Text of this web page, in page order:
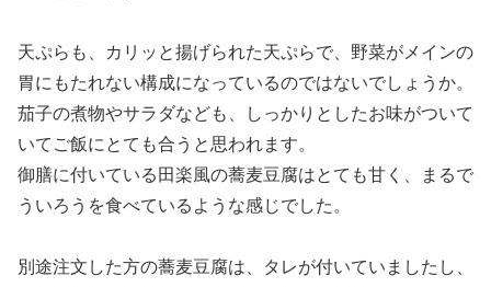
天ぷらも、カリッと揚げられた天ぷらで、野菜がメインの
胃にもたれない構成になっているのではないでしょうか。
茄子の煮物やサラダなども、しっかりとしたお味がついて
いてご飯にとても合うと思われます。
御膳に付いている田楽風の蕎麦豆腐はとても甘く、まるで
ういろうを食べているような感じでした。
別途注文した方の蕎麦豆腐は、タレが付いていましたし、